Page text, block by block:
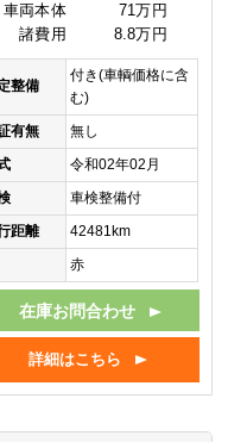
車両本体
71万円
諸費用
8.8万円
整備
付き(車輌価格に含
む)
有無
無し
令和02年02月
車検整備付
距離
42481km
赤
在庫お問合わせ
詳細はこちら